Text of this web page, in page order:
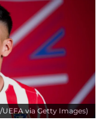
via Getty Images)